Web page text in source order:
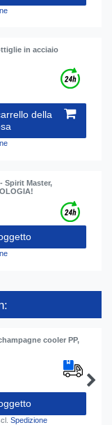
in acciaio
della
Spirit Master,
cooler PP,
Spedizione